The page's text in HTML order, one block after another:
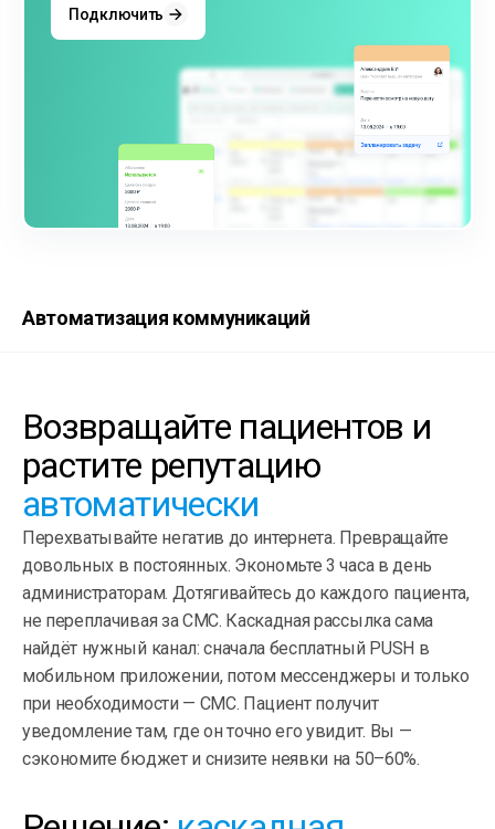
Подключить
Автоматизация коммуникаций
Возвращайте пациентов и
растите репутацию
автоматически
Перехватывайте негатив до интернета. Превращайте
довольных в постоянных. Экономьте 3 часа в день
администраторам. Дотягивайтесь до каждого пациента,
не переплачивая за СМС. Каскадная рассылка сама
найдёт нужный канал: сначала бесплатный PUSH в
мобильном приложении, потом мессенджеры и только
при необходимости — СМС. Пациент получит
уведомление там, где он точно его увидит. Вы —
сэкономите бюджет и снизите неявки на 50–60%.